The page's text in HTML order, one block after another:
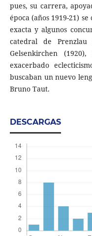
pues, su carrera,
época (años 1919-21)
exacta y algunos
catedral de
Gelsenkirchen
exacerbado
buscaban un nuevo
Bruno Taut.
DESCARGAS